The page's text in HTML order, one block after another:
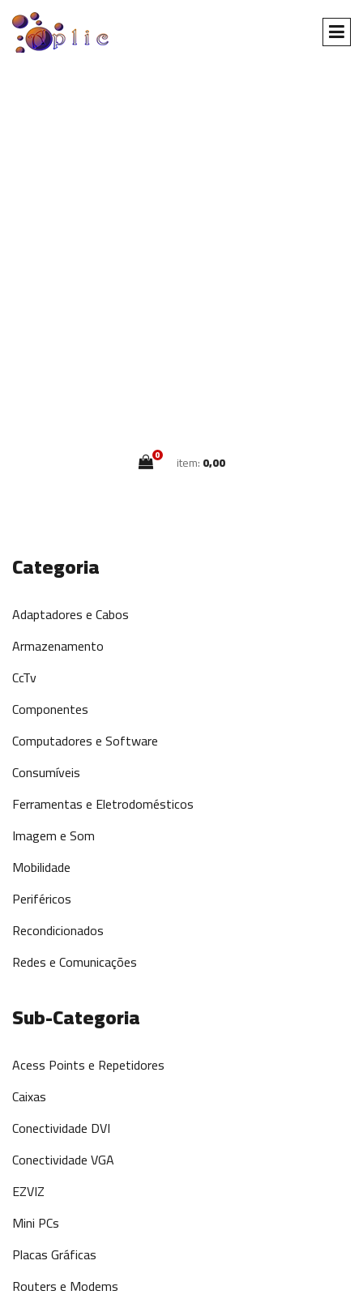
0 item:0,00
Categoria
Adaptadores e Cabos
Armazenamento
CcTv
Componentes
Computadores e Software
Consumíveis
Ferramentas e Eletrodomésticos
Imagem e Som
Mobilidade
Periféricos
Recondicionados
Redes e Comunicações
Sub-Categoria
Acess Points e Repetidores
Caixas
Conectividade DVI
Conectividade VGA
EZVIZ
Mini PCs
Placas Gráficas
Routers e Modems